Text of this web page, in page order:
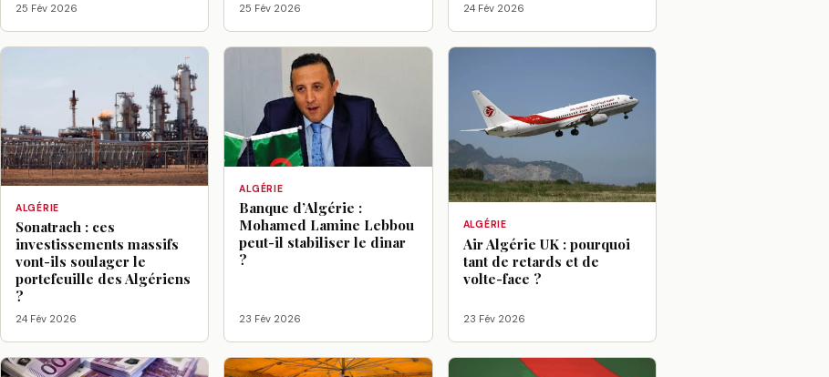
25 Fév 2026 25 Fév 2026 24 Fév 2026
ALGÉRIE
Sonatrach : ces
investissements massifs
vont-ils soulager le
portefeuille des Algériens
?
24 Fév 2026
ALGÉRIE
Banque d’Algérie :
Mohamed Lamine Lebbou
peut-il stabiliser le dinar
?
23 Fév 2026
ALGÉRIE
Air Algérie UK : pourquoi
tant de retards et de
volte-face ?
23 Fév 2026